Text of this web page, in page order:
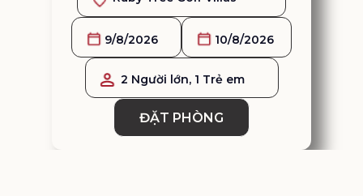
2 Người lớn, 1 Trẻ em
ĐẶT PHÒNG